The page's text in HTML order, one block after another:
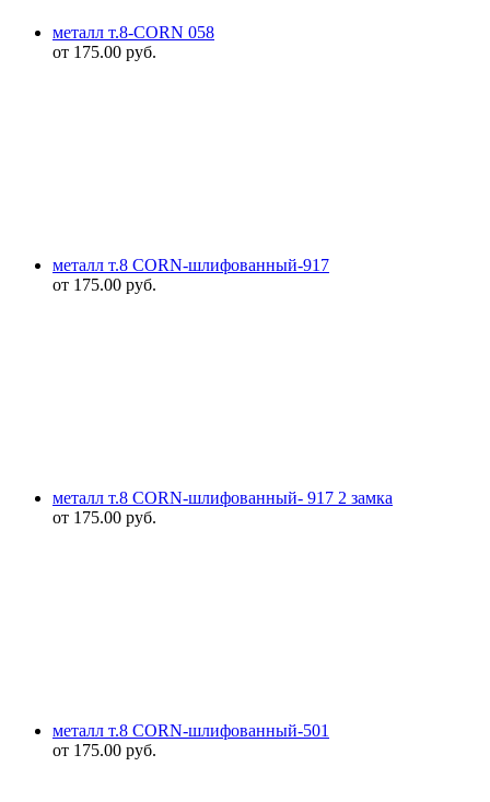
металл т.8-CORN 058
от 175.00 руб.
металл т.8 CORN-шлифованный-917
от 175.00 руб.
металл т.8 CORN-шлифованный- 917 2 замка
от 175.00 руб.
металл т.8 CORN-шлифованный-501
от 175.00 руб.